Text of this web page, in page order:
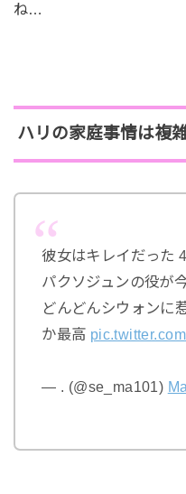
ね…
ハリの家庭事情は複
彼女はキレイだった
パクソジュンの役が
どんどんシウォンに
か最高
— . (@se_ma101)